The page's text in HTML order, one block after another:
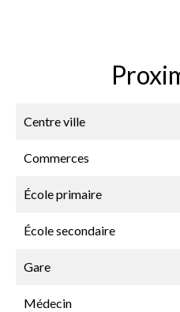
Centre ville
Commerces
École primaire
École secondaire
Gare
Médecin